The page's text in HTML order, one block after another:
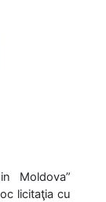
Moldova”
licitaţia cu